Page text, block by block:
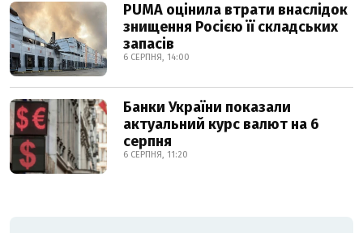
PUMA оцінила втрати внаслідок
знищення Росією її складських
запасів
6 СЕРПНЯ, 14:00
Банки України показали
актуальний курс валют на 6
серпня
6 СЕРПНЯ, 11:20